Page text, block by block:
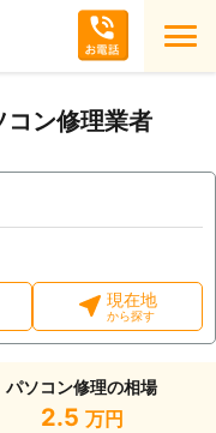
コン修理業者
現在地
から探す
パソコン修理の相場
2.5 万円